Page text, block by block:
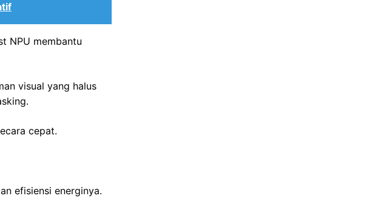
NPU membantu
visual yang halus
cepat.
efisiensi energinya.